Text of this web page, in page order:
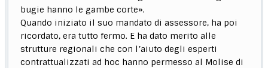
bugie hanno le gambe corte».
Quando iniziato il suo mandato di assessore, ha poi
ricordato, era tutto fermo. E ha dato merito alle
strutture regionali che con l’aiuto degli esperti
contrattualizzati ad hoc hanno permesso al Molise di